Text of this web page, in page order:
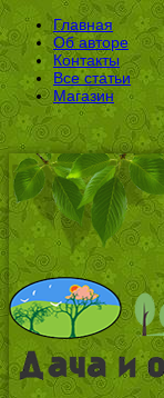
Главная
Об авторе
Контакты
Все статьи
Магазин